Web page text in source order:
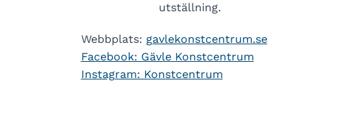
utställning.
Webbplats: gavlekonstcentrum.se
Facebook: Gävle Konstcentrum
Instagram: Konstcentrum